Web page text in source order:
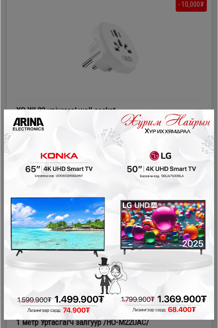
- 10,000₮
XO WL23 universal wall socket
Дагалдах хэрэгсэл
30,000₮
20,000₮
- 13,000₮
1 метр Уртасгагч залгуур /HO-M22UAC/